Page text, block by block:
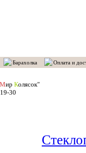
Барахолка Оплата и
Мир Колясок"
30